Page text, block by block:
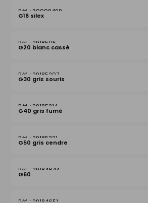
30009499
G16 silex
29185115
G20 blanc cassé
29185207
G30 gris souris
29185214
G40 gris fumé
29185221
G50 gris cendre
29184644
G60
29184651